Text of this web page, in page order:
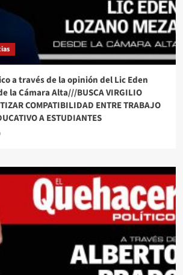
a través de la opinión del Lic Eden
la Cámara Alta///BUSCA VIRGILIO
COMPATIBILIDAD ENTRE TRABAJO
A ESTUDIANTES